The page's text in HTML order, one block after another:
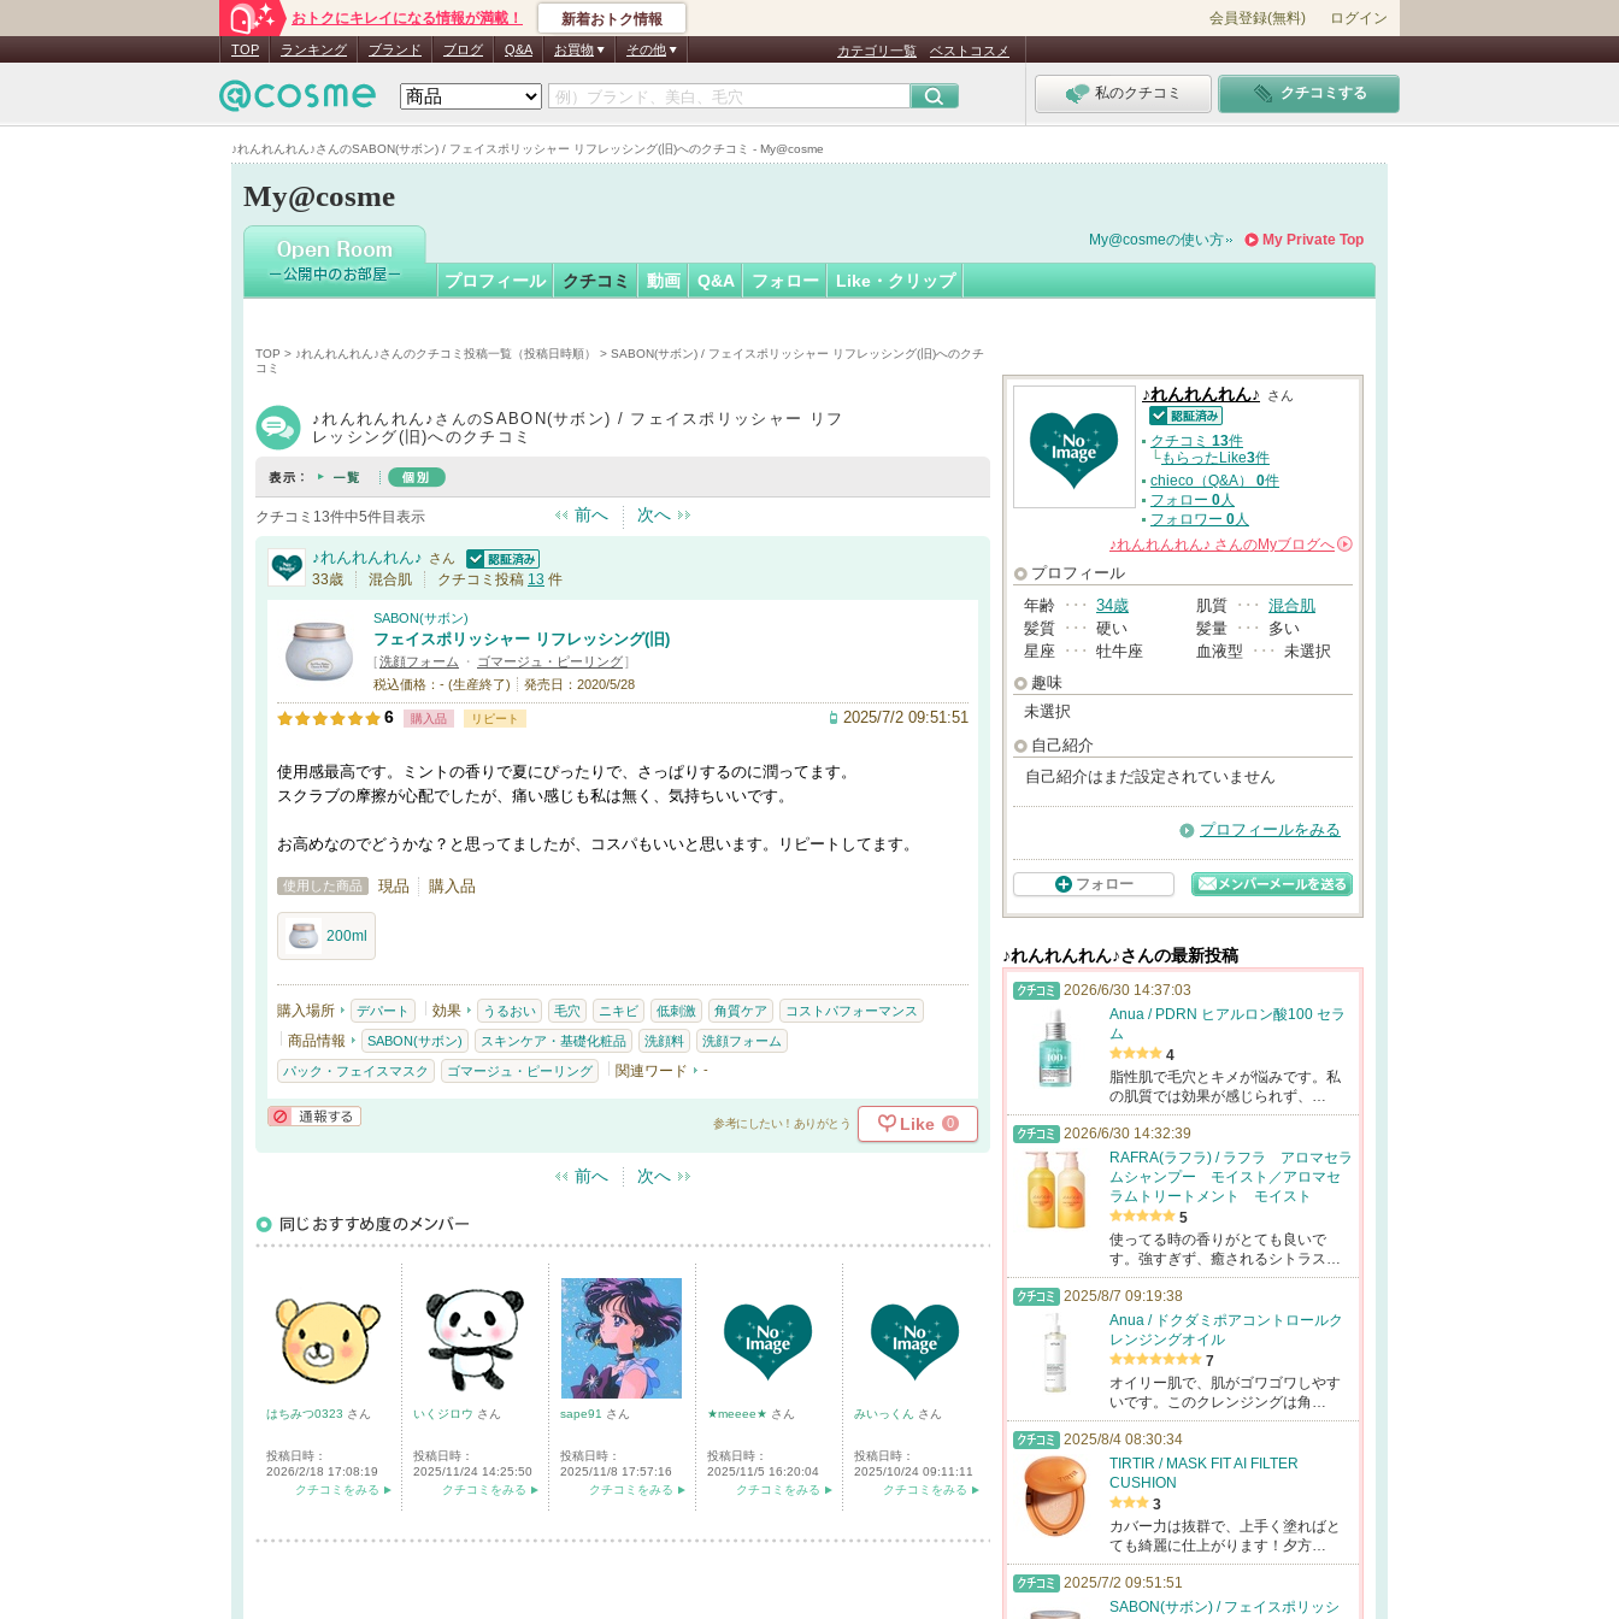
♪れんれんれん♪さんのSABON(サボン) / フェイスポリッシャー リフレッシング(旧)へのクチコミ - My@cosme
おトクにキレイになる情報が満載！ 新着おトク情報 会員登録(無料) ログイン
TOP ランキング ブランド ブログ Q&A お買物 その他 カテゴリ一覧 ベストコスメ
私のクチコミ クチコミする
My@cosme
♪れんれんれん♪さん
認
証
My Private Top
My@cosmeの使い方
プロフィール クチコミ 動画 Q&A フォロー Like・クリップ
TOP > ♪れんれんれん♪さんのクチコミ投稿一覧（投稿日時順）
> SABON(サボン) / フェイスポリッシャー リフレッシング(旧)へのクチ
コミ
♪れんれんれん♪ さんのSABON(サボン) / フェイスポリッシャー リフ
レッシング(旧)へのクチコミ
クチコミ13件中5件目表示 前へ 次へ
♪れんれんれん♪ さん
認証済
33歳 混合肌 クチコミ投稿 13 件
SABON(サボン)
フェイスポリッシャー リフレッシング(旧)
[洗顔フォーム ・ ゴマージュ・ピーリング]
税込価格：- (生産終了)
発売日：2020/5/28
6 購入品 リピート 2025/7/2 09:51:51
使用感最高です。ミントの香りで夏にぴったりで、さっぱりするのに潤ってます。
スクラブの摩擦が心配でしたが、痛い感じも私は無く、気持ちいいです。
お高めなのでどうかな？と思ってましたが、コスパもいいと思います。リピートしてます。
使用した商品 現品 購入品
200ml
購入場所 デパート 効果 うるおい 毛穴 ニキビ 低刺激 角質ケア コストパフォーマンス
商品情報 SABON(サボン) スキンケア・基礎化粧品 洗顔料 洗顔フォーム
パック・フェイスマスク ゴマージュ・ピーリング 関連ワード -
参考にしたい！ありがとう Like 0
前へ 次へ
はちみつ0323 さん
投稿日時：
2026/2/18 17:08:19
クチコミをみる
いくジロウ さん
投稿日時：
2025/11/24 14:25:50
クチコミをみる
sape91 さん
投稿日時：
2025/11/8 17:57:16
クチコミをみる
★meeee★ さん
投稿日時：
2025/11/5 16:20:04
クチコミをみる
みいっくん さん
投稿日時：
2025/10/24 09:11:11
クチコミをみる
♪れんれんれん♪ さん
認証済
クチコミ 13件
└もらったLike3件
chieco（Q&A） 0件
フォロー 0人
フォロワー 0人
♪れんれんれん♪ さんのMyブログへ
プロフィール
年齢 ･･･ 34歳 肌質 ･･･ 混合肌
髪質 ･･･ 硬い 髪量 ･･･
多い
星座 ･･･ 牡牛座 血液型 ･･･ 未選択
趣味
未選択
自己紹介
自己紹介はまだ設定されていません
プロフィールをみる
フォロー
♪れんれんれん♪さんの最新投稿
2026/6/30 14:37:03
Anua / PDRN ヒアルロン酸100 セラ
ム
4
脂性肌で毛穴とキメが悩みです。私
の肌質では効果が感じられず、…
2026/6/30 14:32:39
RAFRA(ラフラ) / ラフラ アロマセラ
ムシャンプー モイスト／アロマセ
ラムトリートメント モイスト
5
使ってる時の香りがとても良いで
す。強すぎず、癒されるシトラス…
2025/8/7 09:19:38
Anua / ドクダミポアコントロールク
レンジングオイル
7
オイリー肌で、肌がゴワゴワしやす
いです。このクレンジングは角…
2025/8/4 08:30:34
TIRTIR / MASK FIT AI FILTER
CUSHION
3
カバー力は抜群で、上手く塗ればと
ても綺麗に仕上がります！夕方…
2025/7/2 09:51:51
SABON(サボン) / フェイスポリッシ